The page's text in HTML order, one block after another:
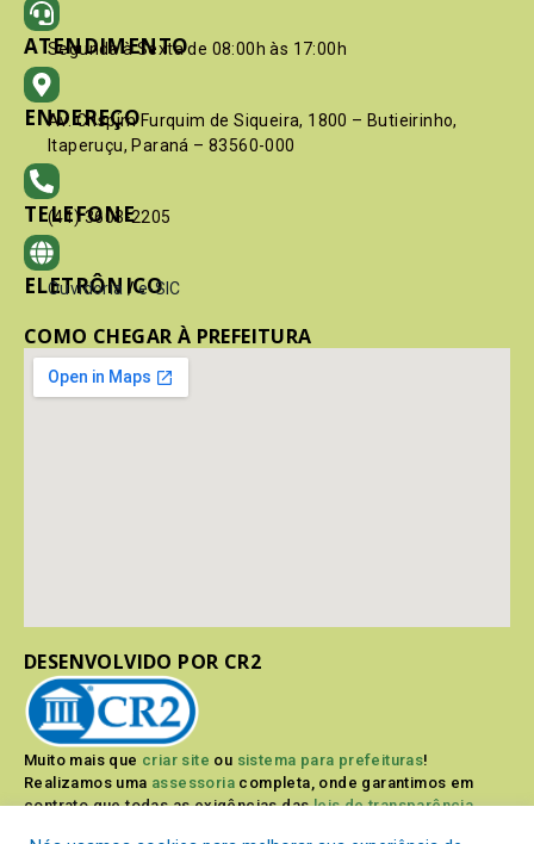
ATENDIMENTO
Segunda à Sexta de 08:00h às 17:00h
ENDEREÇO
Av. Crispim Furquim de Siqueira, 1800 – Butieirinho,
Itaperuçu, Paraná – 83560-000
TELEFONE
(41) 3603-2205
ELETRÔNICO
Ouvidoria / e-SIC
COMO CHEGAR À PREFEITURA
DESENVOLVIDO POR CR2
Muito mais que criar site ou sistema para prefeituras!
Realizamos uma assessoria completa, onde garantimos em
contrato que todas as exigências dasleis de transparência